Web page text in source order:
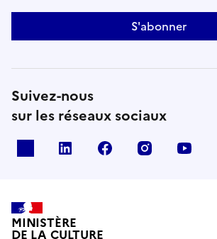
S'abonner
Suivez-nous
sur les réseaux sociaux
linkedin facebook instagram
MINISTÈRE
DE LA CULTURE